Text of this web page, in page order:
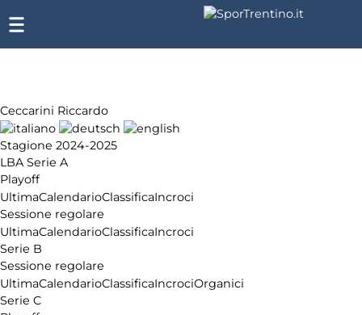
Ceccarini Riccardo
Stagione 2024-2025
LBA Serie A
Playoff
UltimaCalendarioClassificaIncroci
Sessione regolare
UltimaCalendarioClassificaIncroci
Serie B
Sessione regolare
UltimaCalendarioClassificaIncrociOrganici
Serie C